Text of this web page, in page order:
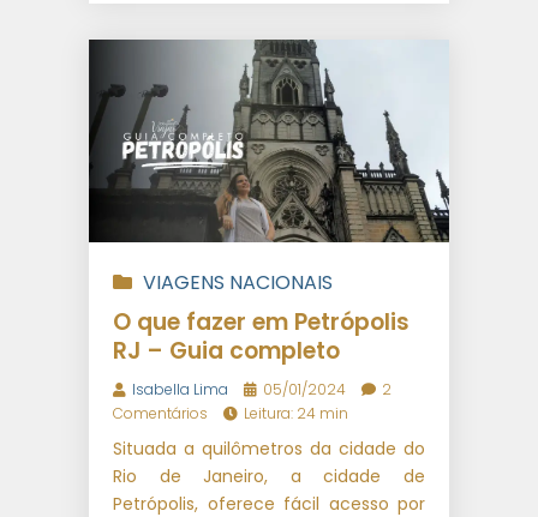
VIAGENS NACIONAIS
O que fazer em Petrópolis
RJ – Guia completo
Isabella Lima 05/01/2024
2
Comentários
Leitura: 24 min
Situada a quilômetros da cidade do
Rio de Janeiro, a cidade de
Petrópolis, oferece fácil acesso por